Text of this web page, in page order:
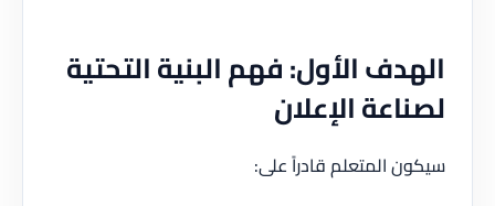
الهدف الأول: فهم البنية التحتية
لصناعة الإعلان
سيكون المتعلم قادراً على: